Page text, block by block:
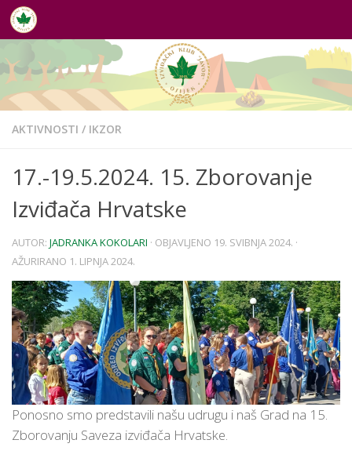
Skip to content
AKTIVNOSTI / IKZOR
17.-19.5.2024. 15. Zborovanje
Izviđača Hrvatske
AUTOR: JADRANKA KOKOLARI · OBJAVLJENO 19. SVIBNJA 2024. ·
AŽURIRANO 1. LIPNJA 2024.
Ponosno smo predstavili našu udrugu i naš Grad na 15.
Zborovanju Saveza izviđača Hrvatske.